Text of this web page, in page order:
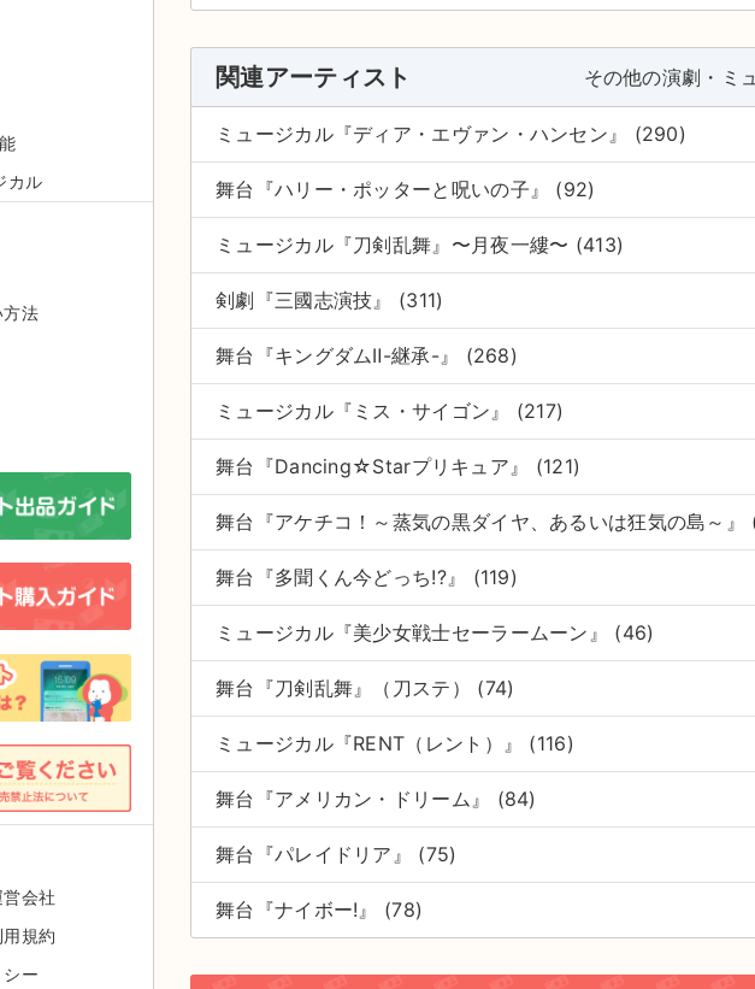
関連アーティスト その他の演劇・ミ
ミュージカル『ディア・エヴァン・ハンセン』 (290)
舞台『ハリー・ポッターと呪いの子』 (92)
ミュージカル『刀剣乱舞』〜月夜一縷〜 (413)
剣劇『三國志演技』 (311)
舞台『キングダムⅡ-継承-』 (268)
ミュージカル『ミス・サイゴン』 (217)
舞台『Dancing☆Starプリキュア』 (121)
舞台『アケチコ！～蒸気の黒ダイヤ、あるいは狂気の島～』
舞台『多聞くん今どっち!?』 (119)
ミュージカル『美少女戦士セーラームーン』 (46)
舞台『刀剣乱舞』（刀ステ） (74)
ミュージカル『RENT（レント）』 (116)
舞台『アメリカン・ドリーム』 (84)
舞台『パレイドリア』 (75)
舞台『ナイボー!』 (78)
カル
方法
会社
規約
ー